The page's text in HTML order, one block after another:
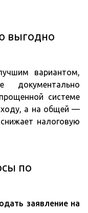
выгодно
вариантом,
системе
а на общей —
налоговую
по
заявление на